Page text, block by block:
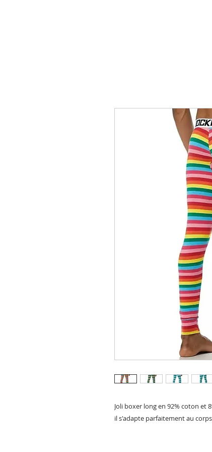
Joli boxer long en 92% coton et
il s'adapte parfaitement au